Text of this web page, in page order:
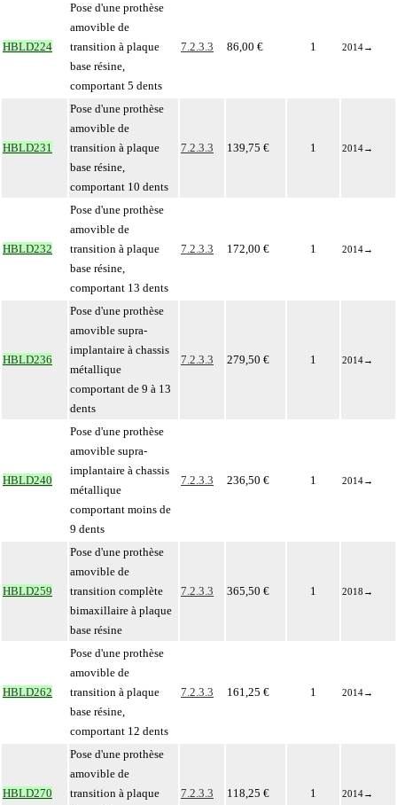
HBLD224
Pose d'une prothèse
amovible de
transition à plaque
base résine,
comportant 5 dents
7.2.3.3 86,00 € 1 2014→
HBLD231
Pose d'une prothèse
amovible de
transition à plaque
base résine,
comportant 10 dents
7.2.3.3 139,75 € 1 2014→
HBLD232
Pose d'une prothèse
amovible de
transition à plaque
base résine,
comportant 13 dents
7.2.3.3 172,00 € 1 2014→
HBLD236
Pose d'une prothèse
amovible supra-
implantaire à chassis
métallique
comportant de 9 à 13
dents
7.2.3.3 279,50 € 1 2014→
HBLD240
Pose d'une prothèse
amovible supra-
implantaire à chassis
métallique
comportant moins de
9 dents
7.2.3.3 236,50 € 1 2014→
HBLD259
Pose d'une prothèse
amovible de
transition complète
bimaxillaire à plaque
base résine
7.2.3.3 365,50 € 1 2018 →
HBLD262
Pose d'une prothèse
amovible de
transition à plaque
base résine,
comportant 12 dents
7.2.3.3 161,25 € 1 2014→
HBLD270
Pose d'une prothèse
amovible de
transition à plaque
7.2.3.3 118,25 € 1 2014→